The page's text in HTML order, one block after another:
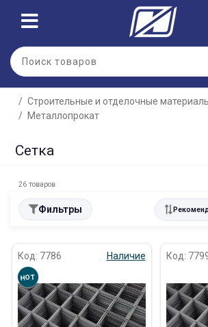
Строительные и отделочные
Металлопрокат
Сетка
26 товаров
Фильтры
Код: 7786 Наличие
HOT
Код: